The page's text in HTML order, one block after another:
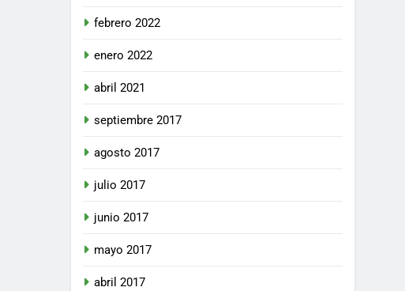
febrero 2022
enero 2022
abril 2021
septiembre 2017
agosto 2017
julio 2017
junio 2017
mayo 2017
abril 2017